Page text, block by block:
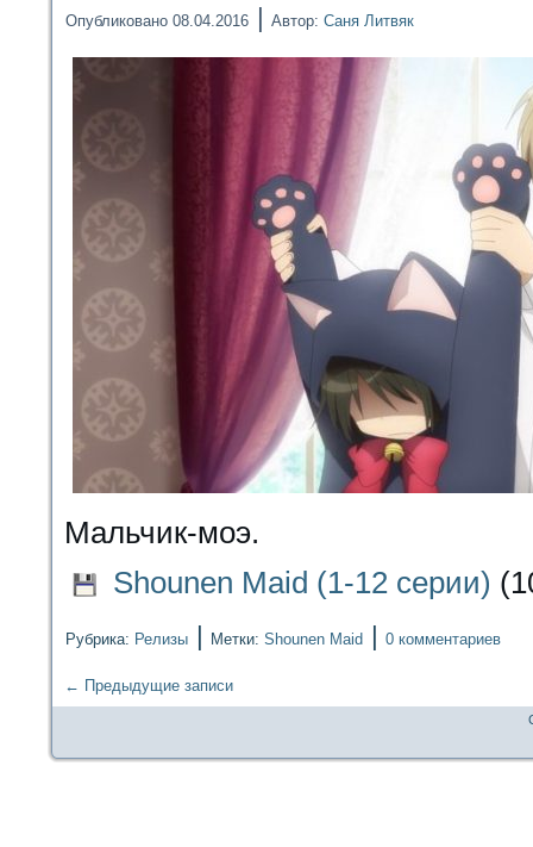
Опубликовано 08.04.2016 | Автор: Саня Литвяк
Мальчик-моэ.
Shounen Maid (1-12 серии)
Рубрика: Релизы | Метки: Shounen Maid | 0 комментариев
← Предыдущие записи